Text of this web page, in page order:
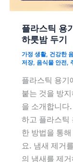
플라스틱 용
하룻밤 두기
가정 생활, 건강한
저장, 음식물 안전,
플라스틱 용기
붙는 것을 방
을 소개합니다
하고 플라스틱
한 방법을 통
요. 냄새 제거
의 냄새를 제